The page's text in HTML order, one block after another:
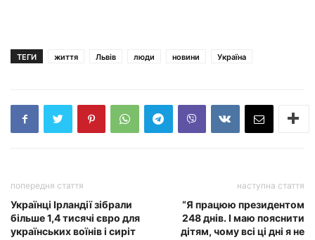
ТЕГИ життя Львів люди новини Україна
попередня стаття
Українці Ірландії зібрали
більше 1,4 тисячі євро для
українських воїнів і сиріт
наступна стаття
“Я працюю президентом
248 днів. І маю пояснити
дітям, чому всі ці дні я не